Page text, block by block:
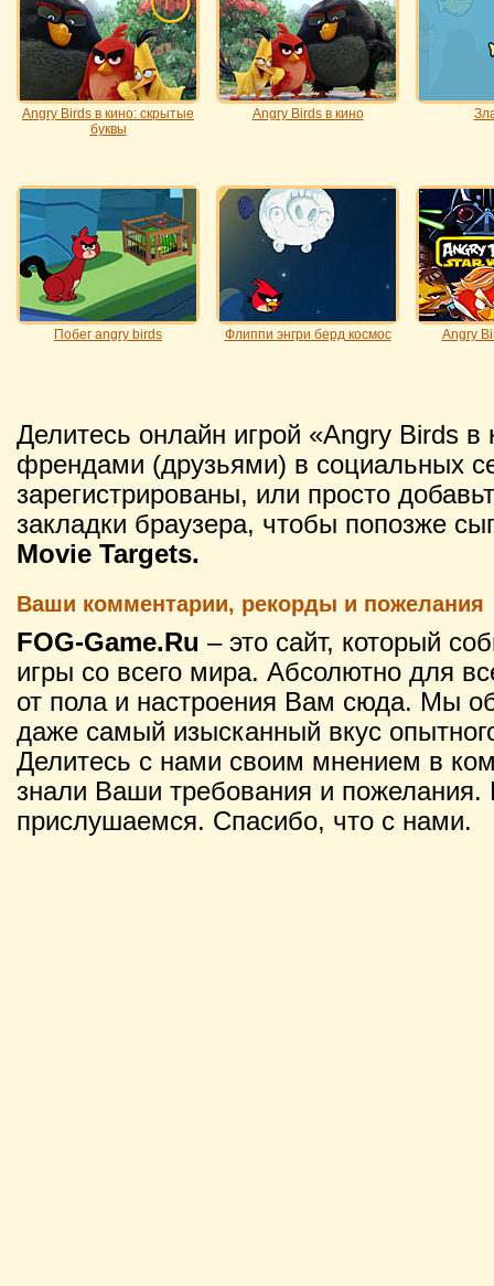
Angry Birds в кино: скрытые
буквы
Angry Birds в кино
Побег angry birds Флиппи энгри берд космос Angry
Делитесь онлайн игрой «Angry Birds
френдами (друзьями) в социальных
зарегистрированы, или просто
закладки браузера, чтобы попозже
Movie Targets.
Ваши комментарии, рекорды и пожелания
FOG-Game.Ru – это сайт, который
игры со всего мира. Абсолютно для
от пола и настроения Вам сюда. Мы
даже самый изысканный вкус
Делитесь с нами своим мнением в
знали Ваши требования и
прислушаемся. Спасибо, что с нами.